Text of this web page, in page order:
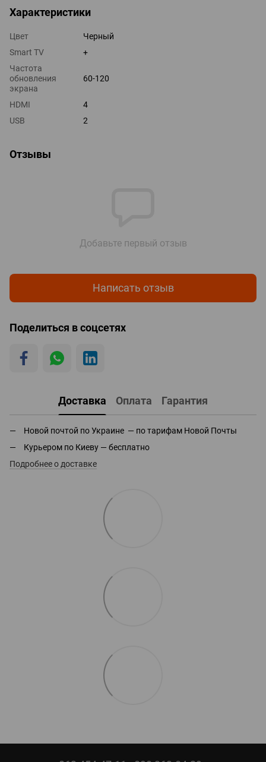
Характеристики
Цвет
Черный
Smart TV
+
Частота
обновления
экрана
60-120
HDMI
4
USB
2
Отзывы
Добавьте первый отзыв
Написать отзыв
Поделиться в соцсетях
Доставка Оплата Гарантия
Новой почтой по Украине — по тарифам Новой Почты
Курьером по Киеву — бесплатно
Подробнее о доставке